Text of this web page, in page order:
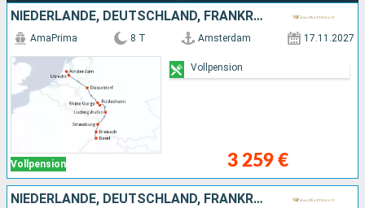
NIEDERLANDE, DEUTSCHLAND, FRANKREICH, SCHWEIZ
Vollpension
AmaPrima 8 T Amsterdam 17.11.2027
3 259 €
Vollpension
NIEDERLANDE, DEUTSCHLAND, FRANKREICH, SCHWEIZ